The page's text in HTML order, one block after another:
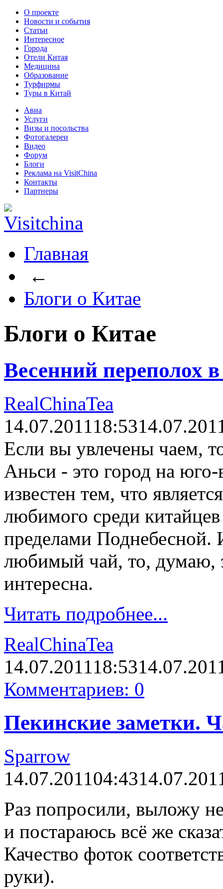
О проекте
Новости и события
Статьи
Интересное
Города
Отели Китая
Медицина
Образование
Турфирмы
Туры в Китай
Авиа
Услуги
Визы и посольства
Фотогалереи
Видео
Форум
Блоги
Реклама на VisitChina
Контакты
Партнеры
Главная
←
Блоги о Китае
Блоги о Китае
Весенний переполох
RealChinaTea
14.07.201118:53
Если вы увлечены чаем,
Аньси - это город на юго-
известен тем, что
любимого среди
пределами Поднебесной.
любимый чай, то, думаю,
интересна.
Читать подробнее...
RealChinaTea
14.07.201118:53
Комментариев: 0
Пекинские заметки.
Sparrow
14.07.2011 04:43
Раз попросили, выложу
и постараюсь всё же
Качество фоток
руки).